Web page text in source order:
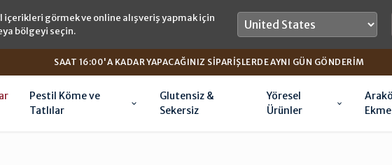
içerikleri görmek ve online alışveriş yapmak için
bölgeyi seçin.
SAAT 16:00'A KADAR YAPACAĞINIZ SIPARIŞLERDE AYNI GÜN GÖNDERIM
Pestil Köme ve
Tatlılar
Glutensiz &
Sekersiz
Yöresel
Ürünler